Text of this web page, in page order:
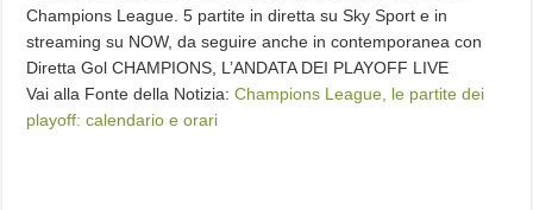
Champions League. 5 partite in diretta su Sky Sport e in
streaming su NOW, da seguire anche in contemporanea con
Diretta Gol CHAMPIONS, L’ANDATA DEI PLAYOFF LIVE
Vai alla Fonte della Notizia:Champions League, le partite dei
playoff: calendario e orari